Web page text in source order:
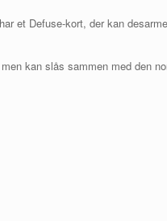
et Defuse-kort, der kan
kan slås sammen med den